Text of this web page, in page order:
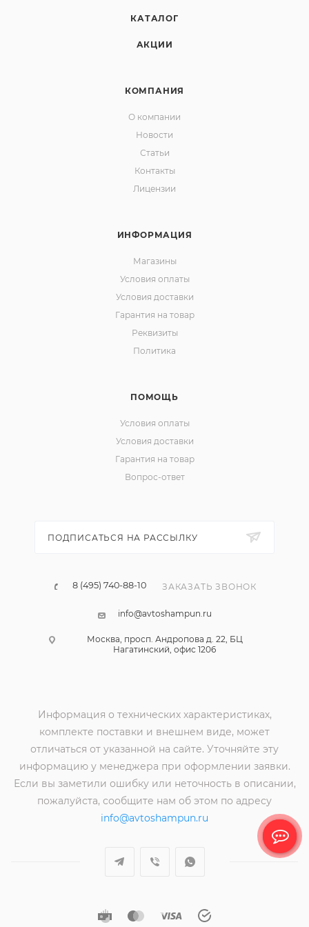
КАТАЛОГ
АКЦИИ
КОМПАНИЯ
О компании
Новости
Статьи
Контакты
Лицензии
ИНФОРМАЦИЯ
Магазины
Условия оплаты
Условия доставки
Гарантия на товар
Реквизиты
Политика
ПОМОЩЬ
Условия оплаты
Условия доставки
Гарантия на товар
Вопрос-ответ
ПОДПИСАТЬСЯ НА РАССЫЛКУ
8 (495) 740-88-10 ЗАКАЗАТЬ ЗВОНОК
info@avtoshampun.ru
Москва, просп. Андропова д. 22, БЦ
Нагатинский, офис 1206
Информация о технических характеристиках,
комплекте поставки и внешнем виде, может
отличаться от указанной на сайте. Уточняйте эту
информацию у менеджера при оформлении заявки.
Если вы заметили ошибку или неточность в описании,
пожалуйста, сообщите нам об этом по адресу
info@avtoshampun.ru